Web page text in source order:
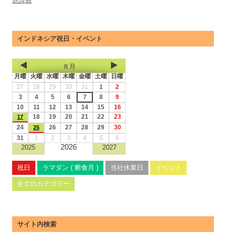
インドネシア祝日・イベント
８月
月曜 火曜 水曜 木曜 金曜 土曜
日曜
27
28 29 30 31 1
2
3
4 5 6 7 8
9
10
11 12 13 14 15 16
17 18 19 20 21 22
23
24
25 26 27 28 29
30
31
1 2 3 4 5 6
2025 2026 2027
祝日 ラマダン ( 断食月 ) 当社休業日 イベント
全てのカテゴリー
サイト内検索